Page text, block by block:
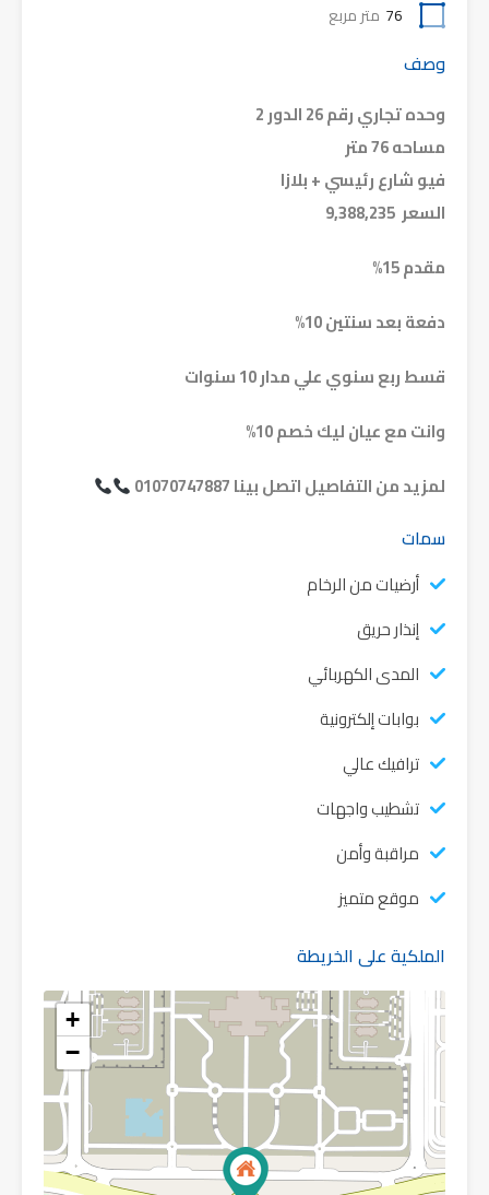
76 متر مربع
وصف
وحده تجاري رقم 26 الدور 2
مساحه 76 متر
فيو شارع رئيسي + بلازا
السعر 9,388,235
مقدم 15%
دفعة بعد سنتين 10%
قسط ربع سنوي علي مدار 10 سنوات
وانت مع عيان ليك خصم 10%
لمزيد من التفاصيل اتصل بينا 01070747887
سمات
أرضيات من الرخام
إنذار حريق
المدى الكهربائي
بوابات إلكترونية
ترافيك عالي
تشطيب واجهات
مراقبة وأمن
موقع متميز
الملكية على الخريطة
+
−